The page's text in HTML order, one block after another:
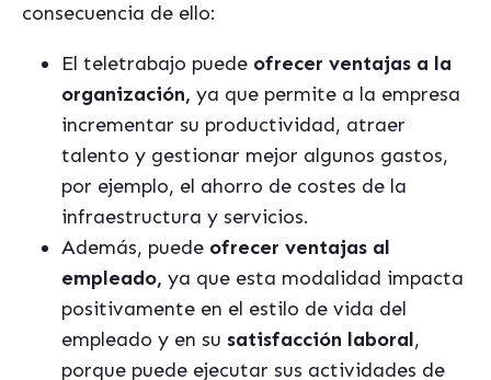
consecuencia de ello:
El teletrabajo puede ofrecer ventajas a la
organización, ya que permite a la empresa
incrementar su productividad, atraer
talento y gestionar mejor algunos gastos,
por ejemplo, el ahorro de costes de la
infraestructura y servicios.
Además, puede ofrecer ventajas al
empleado, ya que esta modalidad impacta
positivamente en el estilo de vida del
empleado y en su satisfacción laboral,
porque puede ejecutar sus actividades de